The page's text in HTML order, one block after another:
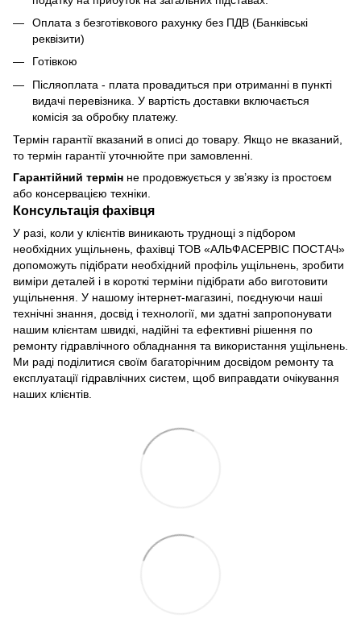
Оплата з безготівкового рахунку без ПДВ (Банківські
реквізити)
Готівкою
Післяоплата - плата провадиться при отриманні в пункті
видачі перевізника. У вартість доставки включається
комісія за обробку платежу.
Термін гарантії вказаний в описі до товару. Якщо не вказаний,
то термін гарантії уточнюйте при замовленні.
Гарантійний термін не продовжується у зв’язку із простоєм
або консервацією техніки.
Консультація фахівця
У разі, коли у клієнтів виникають труднощі з підбором
необхідних ущільнень, фахівці ТОВ «АЛЬФАСЕРВІС ПОСТАЧ»
допоможуть підібрати необхідний профіль ущільнень, зробити
виміри деталей і в короткі терміни підібрати або виготовити
ущільнення. У нашому інтернет-магазині, поєднуючи наші
технічні знання, досвід і технології, ми здатні запропонувати
нашим клієнтам швидкі, надійні та ефективні рішення по
ремонту гідравлічного обладнання та використання ущільнень.
Ми раді поділитися своїм багаторічним досвідом ремонту та
експлуатації гідравлічних систем, щоб виправдати очікування
наших клієнтів.